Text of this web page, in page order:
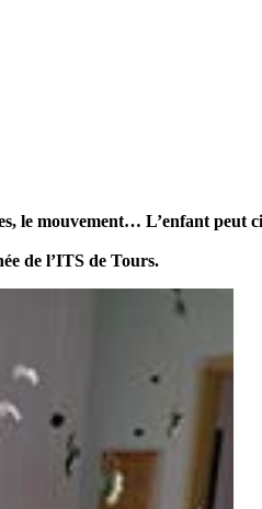
le mouvement… L’enfant peut
de l’ITS de Tours.